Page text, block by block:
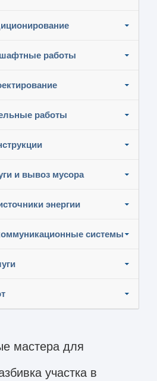
работы
работы
и вывоз мусора
энергии
системы
мастера для
участка в